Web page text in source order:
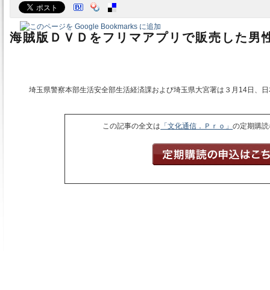
海賊版ＤＶＤをフリマアプリで販売した男
埼玉県警察本部生活安全部生活経済課および埼玉県大宮署は３月14日、
この記事の全文は 「文化通信．Ｐｒｏ」の定期購